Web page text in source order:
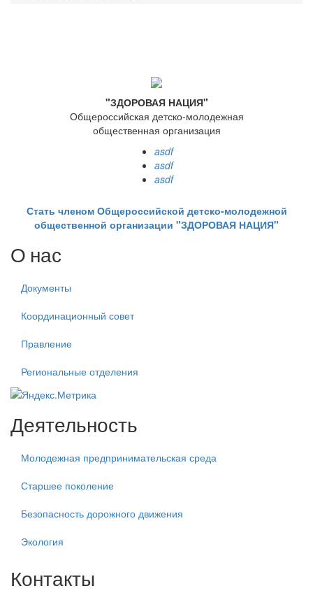
"ЗДОРОВАЯ НАЦИЯ"
Общероссийская детско-молодежная
общественная организация
asdf
asdf
asdf
Стать членом Общероссийской детско-молодежной
общественной организации "ЗДОРОВАЯ НАЦИЯ"
О нас
Документы
Координационный совет
Правление
Региональные отделения
Деятельность
Молодежная предпринимательская среда
Старшее поколение
Безопасность дорожного движения
Экология
Контакты